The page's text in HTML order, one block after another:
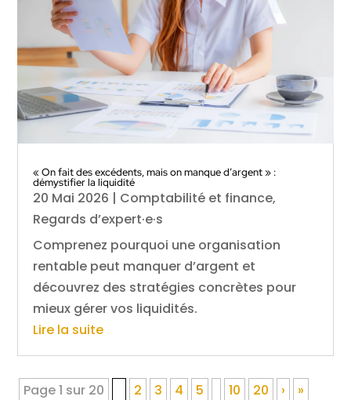
« On fait des excédents, mais on manque d’argent » :
démystifier la liquidité
20 Mai 2026 | Comptabilité et finance,
Regards d’expert·e·s
Comprenez pourquoi une organisation
rentable peut manquer d’argent et
découvrez des stratégies concrètes pour
mieux gérer vos liquidités.
Lire la suite
Page 1 sur 20 2 3 4 5 10 20 › »